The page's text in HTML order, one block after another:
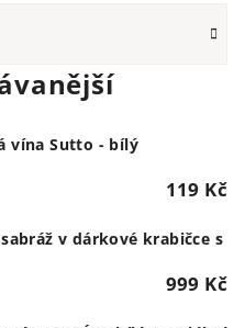
vína Sutto - bílý
119 Kč
v dárkové krabičce s
999 Kč